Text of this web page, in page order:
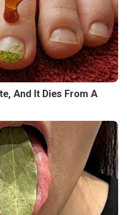
And It Dies From A